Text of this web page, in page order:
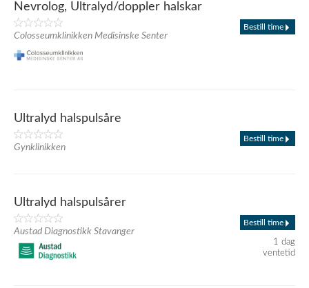
Nevrolog, Ultralyd/doppler halskar
Colosseumklinikken Medisinske Senter
Bestill time
Ultralyd halspulsåre
Gynklinikken
Bestill time
Ultralyd halspulsårer
Austad Diagnostikk Stavanger
Bestill time
1 dag
ventetid